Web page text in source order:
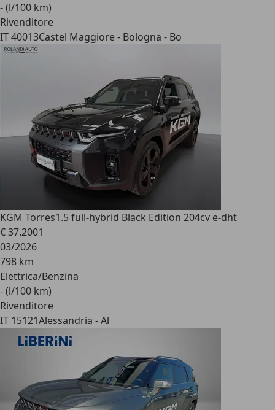
- (l/100 km)
Rivenditore
IT 40013Castel Maggiore - Bologna - Bo
KGM Torres1.5 full-hybrid Black Edition 204cv e-dht
€ 37.2001
03/2026
798 km
Elettrica/Benzina
- (l/100 km)
Rivenditore
IT 15121Alessandria - Al